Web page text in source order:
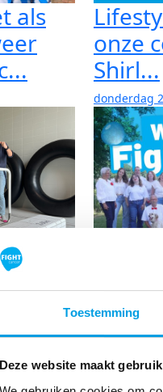
Toestemming
Deze website maakt
als
onze
Shirl...
donderdag
Terp
zich in
Spin...
maandag 20